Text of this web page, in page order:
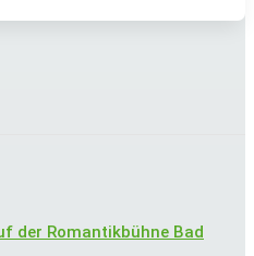
der Romantikbühne Bad